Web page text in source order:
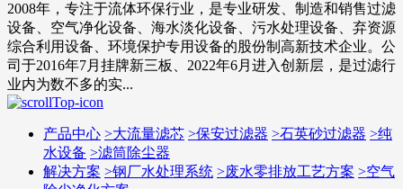
2008年，专注于流体环保行业，是专业研发、制造和销售过滤
设备、空气净化设备、海水淡化设备、污水处理设备、弃资源
综合利用设备、环境保护专用设备的股份制高新技术企业。公
司于2016年7月挂牌新三板、2022年6月进入创新层，是过滤行
业内为数不多的实...
产品中心 >大流量滤芯 >保安过滤器 >石英砂过滤器 >纯
水设备 >滤筒除尘器
解决方案 >钢厂水处理系统 >废水零排放工艺方案 >空气